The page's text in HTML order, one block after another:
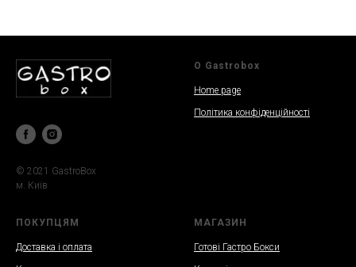
© 2021 GastroBox
м. Київ
О Gastrobox
Home page
Політика конфіденційності
ПОКУПЦЯМ
Доставка і оплата
МАГАЗИН
Готові Гастро Бокси